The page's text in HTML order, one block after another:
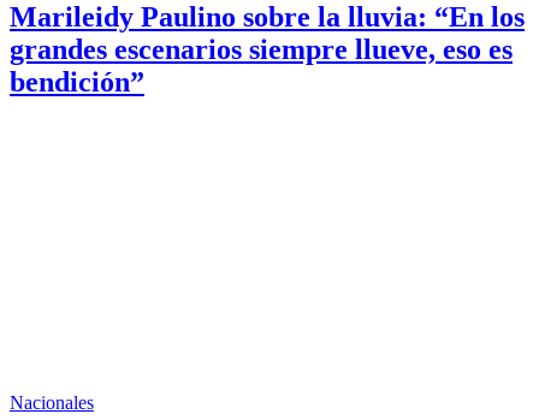
Marileidy Paulino sobre la lluvia: “En los
grandes escenarios siempre llueve, eso es
bendición”
Nacionales